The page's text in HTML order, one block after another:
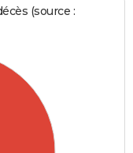
(source :